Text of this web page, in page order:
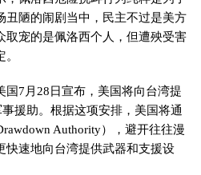
丑陋的闹剧当中，民主不过是美方
取宠的是佩洛西个人，但遭殃受害
7月28日宣布，美国将向台湾提
援助。根据这项安排，美国将通
Authority），避开往往漫
快速地向台湾提供武器和支援设